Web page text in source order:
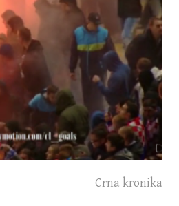
Crna kronika